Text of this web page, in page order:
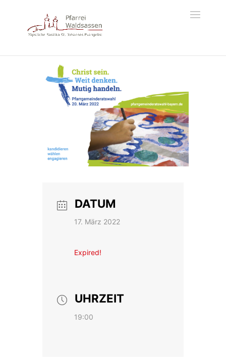
DATUM
17. März 2022
Expired!
UHRZEIT
19:00